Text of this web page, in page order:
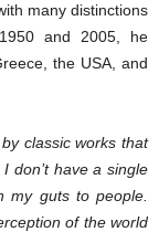
many distinctions
and 2005, he
the USA, and
classic works that
don’t have a single
my guts to people.
of the world